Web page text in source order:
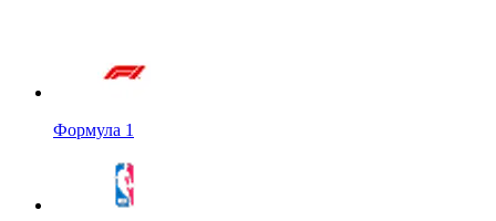
Формула 1